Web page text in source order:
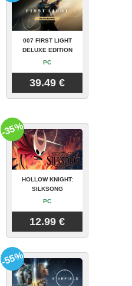
007 FIRST LIGHT
DELUXE EDITION
PC
39.49 €
HOLLOW KNIGHT:
SILKSONG
PC
12.99 €
-35%
-55%